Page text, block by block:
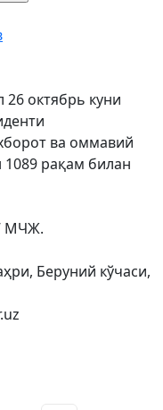
октябрь куни
ва оммавий
1089 рақам билан
МЧЖ.
Беруний кўчаси,